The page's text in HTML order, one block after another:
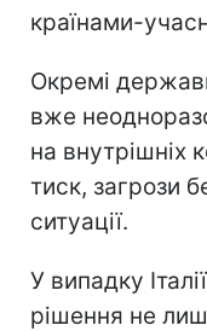
країнами-
Окремі
вже
на внутрішніх
тиск, загрози
ситуації.
У випадку
рішення не